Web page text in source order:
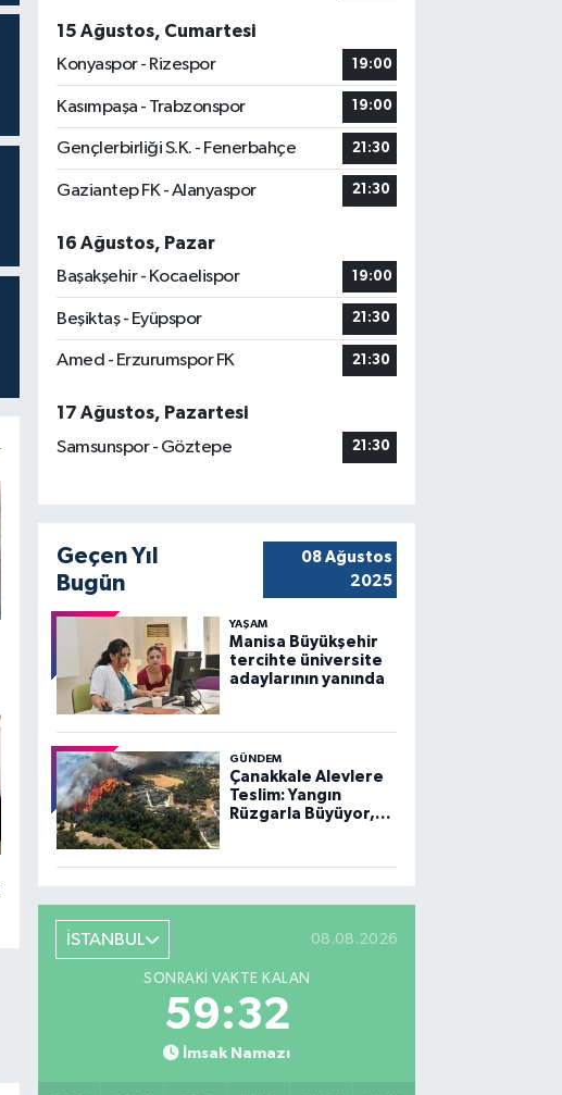
15 Ağustos, Cumartesi
Konyaspor - Rizespor
19:00
Kasımpaşa - Trabzonspor 19:00
Gençlerbirliği S.K. - Fenerbahçe 21:30
Gaziantep FK - Alanyaspor 21:30
16 Ağustos, Pazar
Başakşehir - Kocaelispor
19:00
Beşiktaş - Eyüpspor 21:30
Amed - Erzurumspor FK 21:30
17 Ağustos, Pazartesi
Samsunspor - Göztepe
21:30
Geçen Yıl
Bugün
08 Ağustos
2025
YAŞAM
Manisa Büyükşehir
tercihte üniversite
adaylarının yanında
GÜNDEM
Çanakkale Alevlere
Teslim: Yangın
Rüzgarla Büyüyor,
İSTANBUL 08.08.2026
SONRAKI VAKTE KALAN
59:31
İmsak Namazı